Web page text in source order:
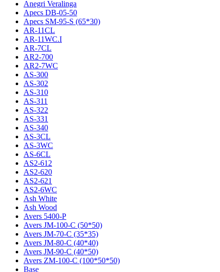
Anegri Veralinga
Apecs DB-05-50
Apecs SM-95-S (65*30)
AR-11CL
AR-11WC.I
AR-7CL
AR2-700
AR2-7WC
AS-300
AS-302
AS-310
AS-311
AS-322
AS-331
AS-340
AS-3CL
AS-3WC
AS-6CL
AS2-612
AS2-620
AS2-621
AS2-6WC
Ash White
Ash Wood
Avers 5400-P
Avers JМ-100-С (50*50)
Avers JМ-70-С (35*35)
Avers JМ-80-С (40*40)
Avers JМ-90-С (40*50)
Avers ZM-100-С (100*50*50)
Base